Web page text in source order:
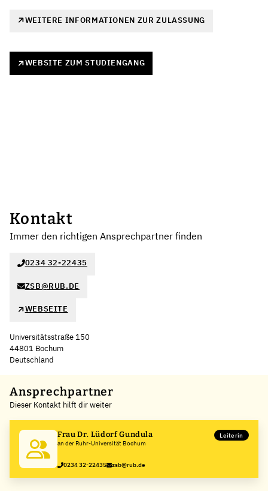
WEITERE INFORMATIONEN ZUR ZULASSUNG
WEBSITE ZUM STUDIENGANG
Kontakt
Immer den richtigen Ansprechpartner finden
0234 32-22435
ZSB@RUB.DE
WEBSEITE
Universitätsstraße 150
44801 Bochum
Deutschland
+
−
Ansprechpartner
Dieser Kontakt hilft dir weiter
Frau Dr. Lüdorf Gundula
an der Ruhr-Universität Bochum
Leiterin
0234 32-22435 zsb@rub.de